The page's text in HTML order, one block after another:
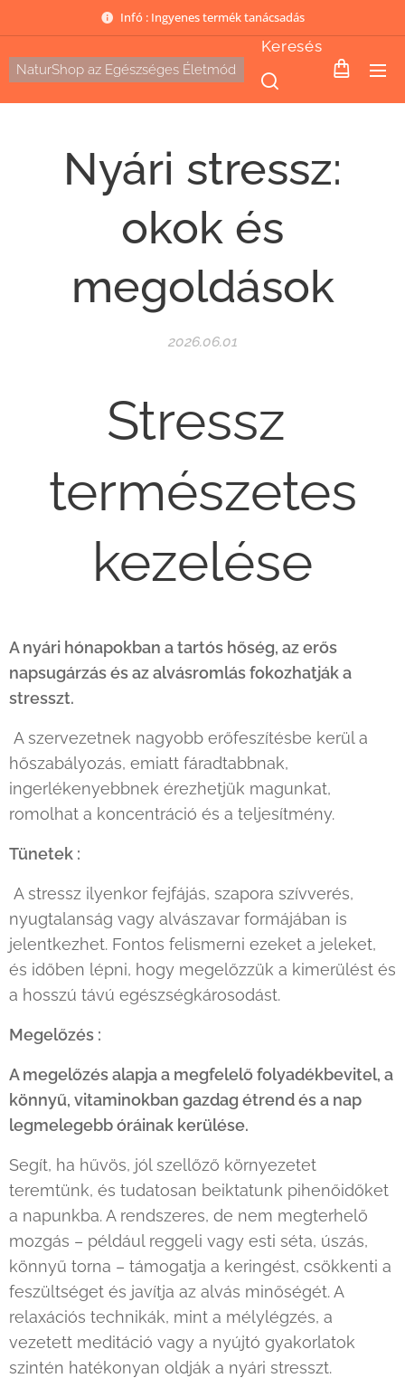
Infó : Ingyenes termék tanácsadás
NaturShop az Egészséges Életmód
Keresés
Nyári stressz:
okok és
megoldások
2026.06.01
Stressz
természetes
kezelése
A nyári hónapokban a tartós hőség, az erős
napsugárzás és az alvásromlás fokozhatják a
stresszt.
A szervezetnek nagyobb erőfeszítésbe kerül a
hőszabályozás, emiatt fáradtabbnak,
ingerlékenyebbnek érezhetjük magunkat,
romolhat a koncentráció és a teljesítmény.
Tünetek :
A stressz ilyenkor fejfájás, szapora szívverés,
nyugtalanság vagy alvászavar formájában is
jelentkezhet. Fontos felismerni ezeket a jeleket,
és időben lépni, hogy megelőzzük a kimerülést és
a hosszú távú egészségkárosodást.
Megelőzés :
A megelőzés alapja a megfelelő folyadékbevitel, a
könnyű, vitaminokban gazdag étrend és a nap
legmelegebb óráinak kerülése.
Segít, ha hűvös, jól szellőző környezetet
teremtünk, és tudatosan beiktatunk pihenőidőket
a napunkba. A rendszeres, de nem megterhelő
mozgás – például reggeli vagy esti séta, úszás,
könnyű torna – támogatja a keringést, csökkenti a
feszültséget és javítja az alvás minőségét. A
relaxációs technikák, mint a mélylégzés, a
vezetett meditáció vagy a nyújtó gyakorlatok
szintén hatékonyan oldják a nyári stresszt.